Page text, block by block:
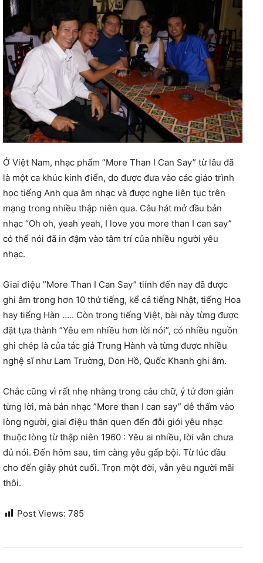
Ở Việt Nam, nhạc phẩm ”More Than I Can Say” từ lâu đã
là một ca khúc kinh điển, do được đưa vào các giáo trình
học tiếng Anh qua âm nhạc và được nghe liên tục trên
mạng trong nhiều thập niên qua. Câu hát mở đầu bản
nhạc “Oh oh, yeah yeah, I love you more than I can say”
có thể nói đã in đậm vào tâm trí của nhiều người yêu
nhạc.
Giai điệu ”More Than I Can Say” tiính đến nay đã được
ghi âm trong hơn 10 thứ tiếng, kể cả tiếng Nhật, tiếng Hoa
hay tiếng Hàn ….. Còn trong tiếng Việt, bài này từng được
đặt tựa thành ”Yêu em nhiều hơn lời nói”, có nhiều nguồn
ghi chép là của tác giả Trung Hành và từng được nhiều
nghệ sĩ như Lam Trường, Don Hồ, Quốc Khanh ghi âm.
Chắc cũng vì rất nhẹ nhàng trong câu chữ, ý tứ đơn giản
từng lời, mà bản nhạc ”More than I can say” dễ thấm vào
lòng người, giai điệu thân quen đến đỗi giới yêu nhạc
thuộc lòng từ thập niên 1960 : Yêu ai nhiều, lời vẫn chưa
đủ nói. Đến hôm sau, tim càng yêu gấp bội. Từ lúc đầu
cho đến giây phút cuối. Trọn một đời, vẫn yêu người mãi
thôi.
Post Views: 785